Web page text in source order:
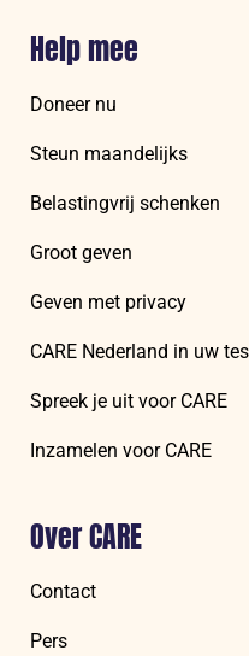
Help mee
Doneer nu
Steun maandelijks
Belastingvrij schenken
Groot geven
Geven met privacy
CARE Nederland in uw
Spreek je uit voor CARE
Inzamelen voor CARE
Over CARE
Contact
Pers